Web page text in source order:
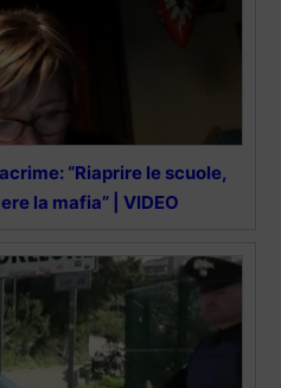
“Riaprire le scuole,
la mafia” | VIDEO